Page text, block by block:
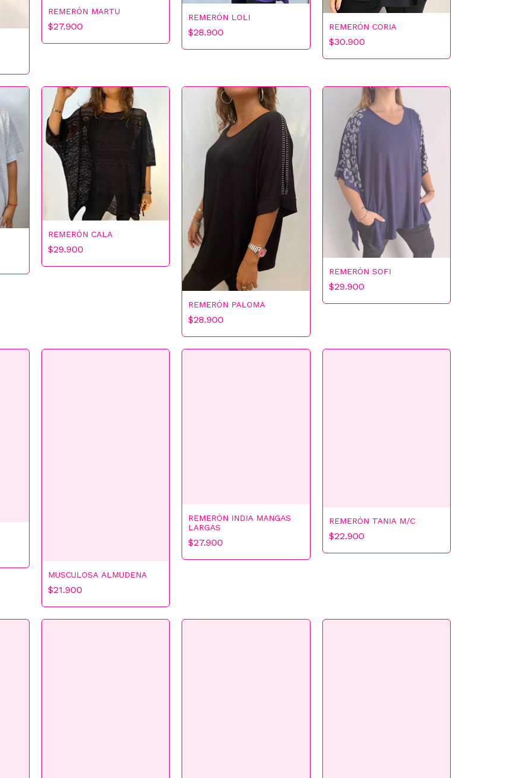
REMERÓN MARTU
$27.900
REMERÓN LOLI
$28.900
REMERÓN CORIA
$30.900
REMERÓN CALA
$29.900
REMERÓN PALOMA
$28.900
REMERÓN SOFI
$29.900
MUSCULOSA ALMUDENA
$21.900
REMERÓN INDIA MANGAS
LARGAS
$27.900
REMERÓN TANIA M/C
$22.900
15% OFF
ENVÍO GRATIS
GIRAR AHORA